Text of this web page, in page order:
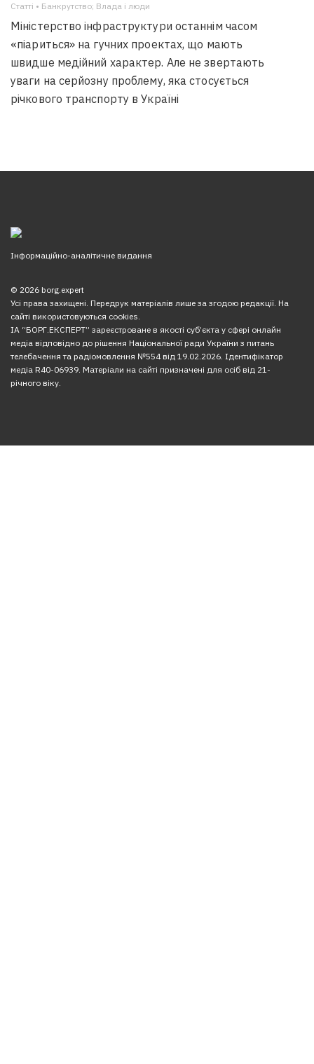
Статті • Банкрутство; Влада i люди
Міністерство інфраструктури останнім часом
«піариться» на гучних проектах, що мають
швидше медійний характер. Але не звертають
уваги на серйозну проблему, яка стосується
річкового транспорту в Україні
Інформаційно-аналітичне видання
© 2026 borg.expert
Усі права захищені. Передрук матеріалів лише за згодою редакції. На
сайті використовуються cookies.
ІА “БОРГ.ЕКСПЕРТ” зареєстроване в якості суб’єкта у сфері онлайн
медіа відповідно до рішення Національної ради України з питань
телебачення та радіомовлення №554 від 19.02.2026. Ідентифікатор
медіа R40-06939. Матеріали на сайті призначені для осіб від 21-
річного віку.